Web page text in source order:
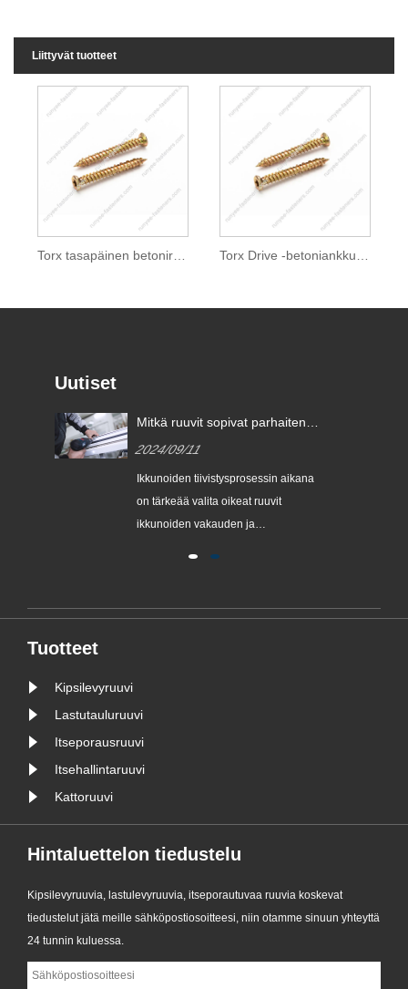
Liittyvät tuotteet
Torx tasapäinen betoniruuvi Torx Drive -betoniankkurit rakennuskäyttöön
Uutiset
Mitkä ruuvit sopivat parhaiten
2024/09/11
Ikkunoiden tiivistysprosessin aikana
on tärkeää valita oikeat ruuvit
ikkunoiden vakauden ja
Tuotteet
Kipsilevyruuvi
Lastutauluruuvi
Itseporausruuvi
Itsehallintaruuvi
Kattoruuvi
Hintaluettelon tiedustelu
Kipsilevyruuvia, lastulevyruuvia, itseporautuvaa ruuvia koskevat
tiedustelut jätä meille sähköpostiosoitteesi, niin otamme sinuun yhteyttä
24 tunnin kuluessa.